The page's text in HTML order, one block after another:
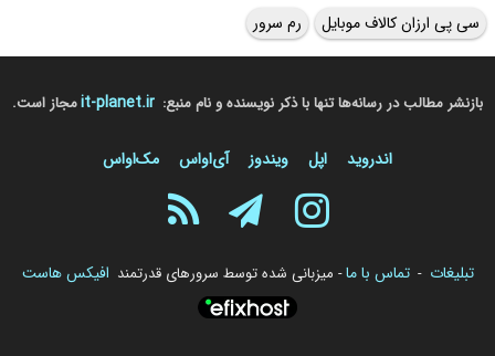
سی پی ارزان کالاف موبایل رم سرور
بازنشر مطالب در رسانه‌ها تنها با ذکر نویسنده و نام منبع: it-planet.irمجاز است.
اندروید اپل ویندوز آی‌او‌اس مک‌او‌اس
تبلیغات - تماس با ما- میزبانی شده توسط سرورهای قدرتمند افیکس هاست